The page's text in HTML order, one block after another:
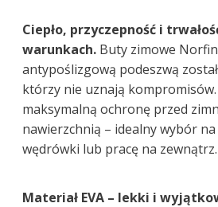
Ciepło, przyczepność i
warunkach. Buty zimowe
antypoślizgową podeszwą
którzy nie uznają
maksymalną ochronę przed
nawierzchnią – idealny wybór
wędrówki lub pracę na zewnątrz.
Materiał EVA – lekki i